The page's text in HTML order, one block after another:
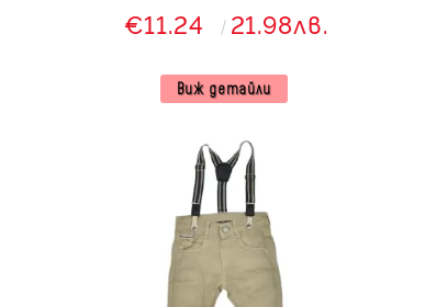
€11.24 21.98лв.
Виж детайли